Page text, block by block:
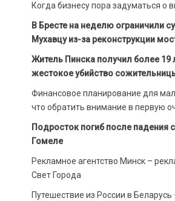
Когда бизнесу пора задуматься о
В Бресте на неделю ограничили
Мухавцу из-за реконструкции
Житель Пинска получил более 19
жестокое убийство
Финансовое планирование для
что обратить внимание в первую
Подросток погиб после падения
Гомеле
Рекламное агентство Минск –
Свет Города
Путешествие из России в